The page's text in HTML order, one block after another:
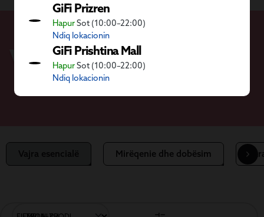
GiFi Prizren
HapurSot (10:00–22:00)
Ndiq lokacionin
GiFi Prishtina Mall
HapurSot (10:00–22:00)
Ndiq lokacionin
Vajra esencialë
Mirëqenie dhe dobësim